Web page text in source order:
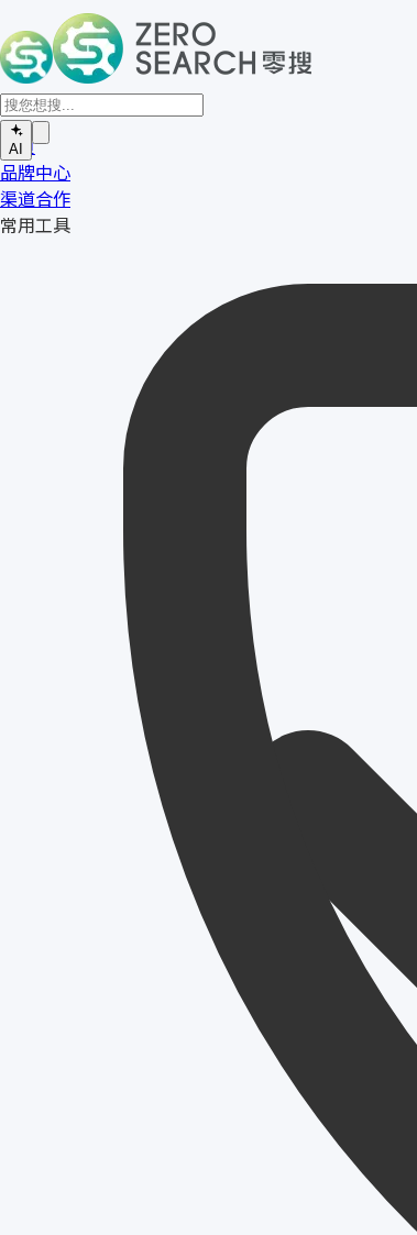
AI
首页
品牌中心
渠道合作
常用工具